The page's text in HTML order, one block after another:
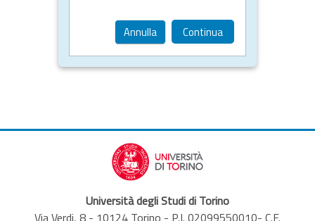
Annulla Continua
Università degli Studi di Torino
Via Verdi, 8 - 10124 Torino - P.I. 02099550010- C.F.